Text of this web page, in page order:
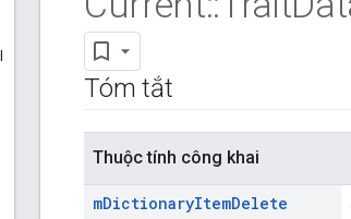
Tóm tắt
Thuộc tính công khai
mDictionaryItemDelete